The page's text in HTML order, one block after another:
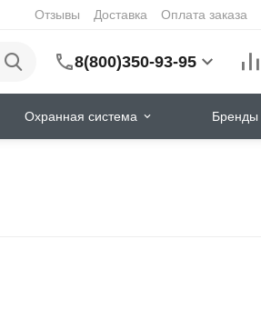
Отзывы Доставка Оплата заказа
8(800)350-93-95
Охранная система Бренды